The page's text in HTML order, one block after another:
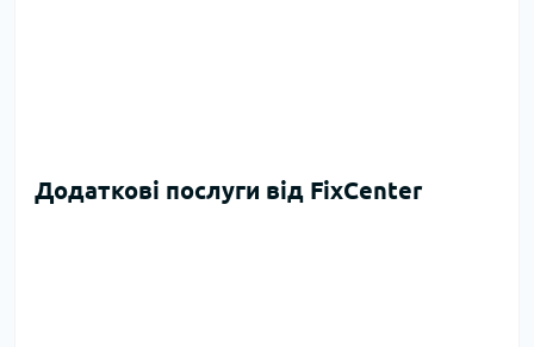
Додаткові послуги від FixCenter